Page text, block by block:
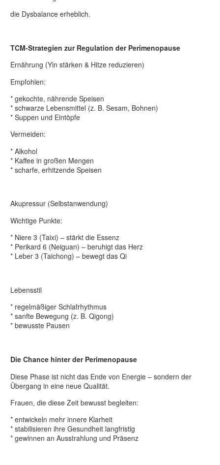
die Dysbalance erheblich.
TCM-Strategien zur Regulation der Perimenopause
Ernährung (Yin stärken & Hitze reduzieren)
Empfohlen:
* gekochte, nährende Speisen
* schwarze Lebensmittel (z. B. Sesam, Bohnen)
* Suppen und Eintöpfe
Vermeiden:
* Alkohol
* Kaffee in großen Mengen
* scharfe, erhitzende Speisen
Akupressur (Selbstanwendung)
Wichtige Punkte:
* Niere 3 (Taixi) – stärkt die Essenz
* Perikard 6 (Neiguan) – beruhigt das Herz
* Leber 3 (Taichong) – bewegt das Qi
Lebensstil
* regelmäßiger Schlafrhythmus
* sanfte Bewegung (z. B. Qigong)
* bewusste Pausen
Die Chance hinter der Perimenopause
Diese Phase ist nicht das Ende von Energie – sondern der
Übergang in eine neue Qualität.
Frauen, die diese Zeit bewusst begleiten:
* entwickeln mehr innere Klarheit
* stabilisieren ihre Gesundheit langfristig
* gewinnen an Ausstrahlung und Präsenz